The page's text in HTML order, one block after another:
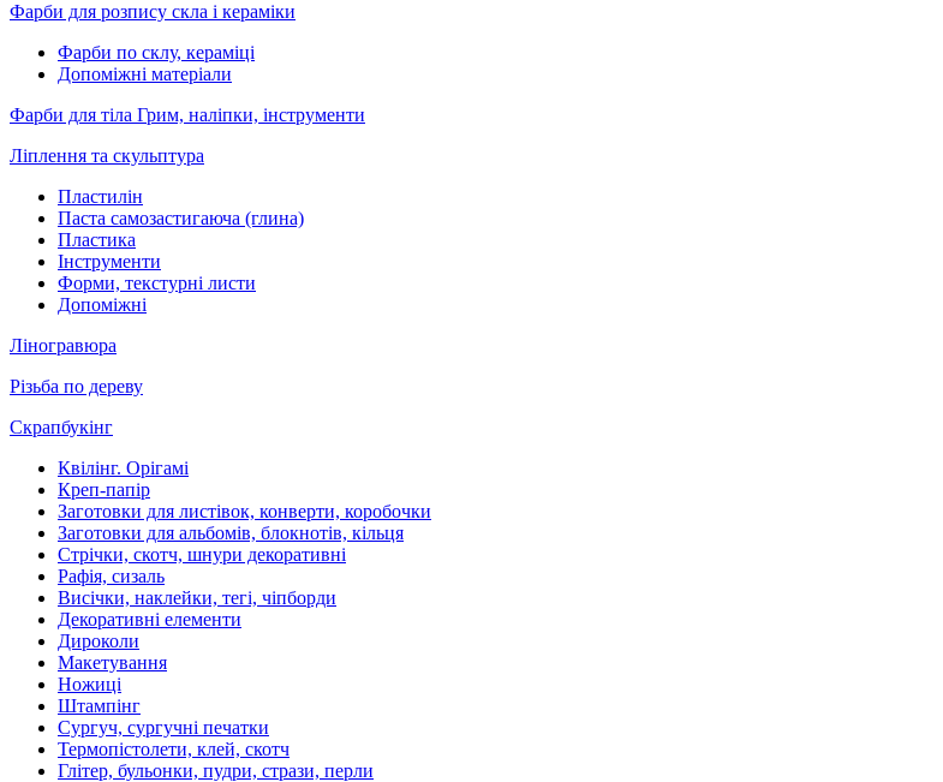
Фарби для розпису скла і кераміки
Фарби по склу, кераміці
Допоміжні матеріали
Фарби для тіла Грим, наліпки, інструменти
Ліплення та скульптура
Пластилін
Паста самозастигаюча (глина)
Пластика
Інструменти
Форми, текстурні листи
Допоміжні
Ліногравюра
Різьба по дереву
Скрапбукінг
Квілінг. Орігамі
Креп-папір
Заготовки для листівок, конверти, коробочки
Заготовки для альбомів, блокнотів, кільця
Стрічки, скотч, шнури декоративні
Рафія, сизаль
Висічки, наклейки, тегі, чіпборди
Декоративні елементи
Дироколи
Макетування
Ножиці
Штампінг
Сургуч, сургучні печатки
Термопістолети, клей, скотч
Глітер, бульонки, пудри, стрази, перли